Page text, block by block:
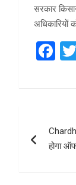
सरकार
अधिकारियों
F
ce
o
o
k
होगा